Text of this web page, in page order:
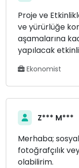
Proje ve
ve yürürlüğe
aşamalarına
yapılacak
Ekonomist
Z*** M***
Merhaba;
fotoğrafçılık
olabilirim.